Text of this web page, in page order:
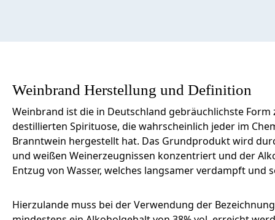
Weinbrand Herstellung und Definition
Weinbrand ist die in Deutschland gebräuchlichste Form
destillierten Spirituose, die wahrscheinlich jeder im
Branntwein hergestellt hat. Das Grundprodukt wird
und weißen Weinerzeugnissen konzentriert und der
Entzug von Wasser, welches langsamer verdampft und
Hierzulande muss bei der Verwendung der